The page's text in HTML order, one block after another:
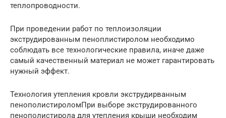
теплопроводности.
При проведении работ по теплоизоляции
экструдированным пеноплистиролом необходимо
соблюдать все технологические правила, иначе даже
самый качественный материал не может гарантировать
нужный эффект.
Технология утепления кровли экструдирванным
пенополистироломПри выборе экструдированного
пенополистирола для утепления крыши необходим